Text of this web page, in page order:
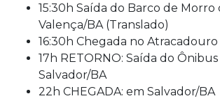
15:30h Saída do Barco de Morro
Valença/BA (Translado)
16:30h Chegada no
17h RETORNO: Saída do Ônibus
Salvador/BA
22h CHEGADA: em Salvador/BA